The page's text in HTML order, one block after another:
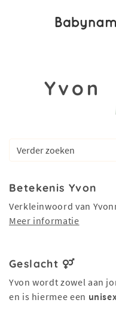
Yvon
Betekenis Yvon
Verkleinwoord van
Meer informatie
Geslacht
Yvon wordt zowel aan
en is hiermee een